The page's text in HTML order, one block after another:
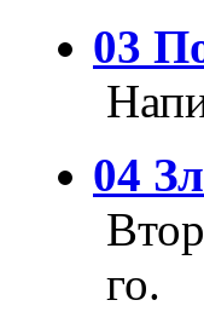
03
04
го.